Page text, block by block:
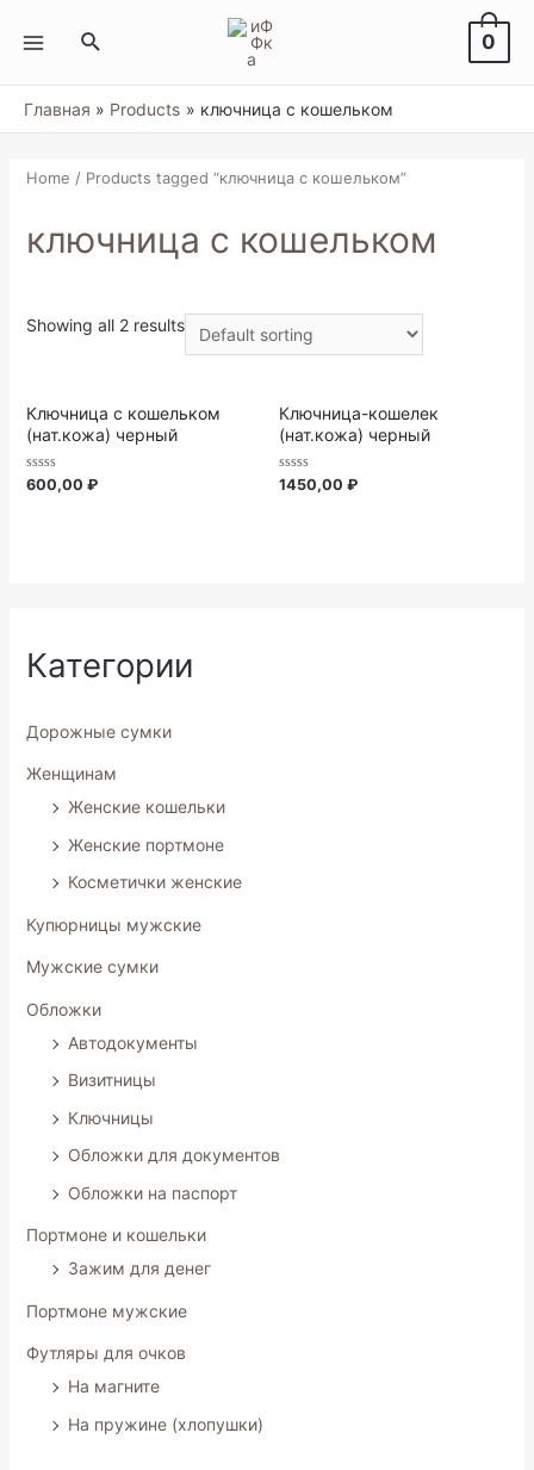
содержимому
MENU
Поиск 0
Главная Products ключница с кошельком
Категории
Дорожные сумки
Женщинам
Женские кошельки
Женские портмоне
Косметички женские
Купюрницы мужские
Мужские сумки
Обложки
Автодокументы
Визитницы
Ключницы
Обложки для документов
Обложки на паспорт
Портмоне и кошельки
Зажим для денег
Портмоне мужские
Футляры для очков
На магните
На пружине (хлопушки)
Home / Products tagged “ключница с кошельком”
ключница с кошельком
Showing all 2 results
Ключница с кошельком
(нат.кожа) черный
Rated
600,00 ₽
Ключница-кошелек
(нат.кожа) черный
Rated
1450,00 ₽